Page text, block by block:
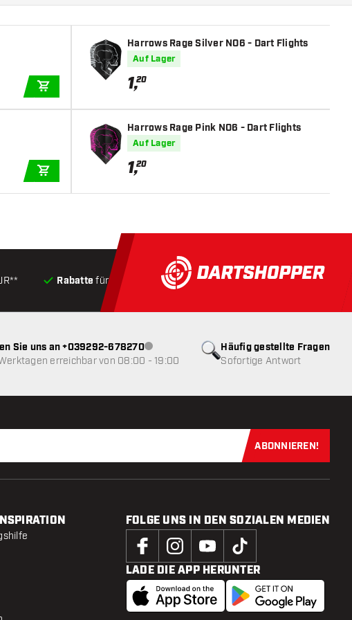
IN DEN WARENKORB
IN DEN WARENKORB
Harrows Rage Silver NO6 - Dart Flights
Auf Lager
1,20
Harrows Rage Pink NO6 - Dart Flights
Auf Lager
1,20
Rabatte für Kunden Produkte auf Lager, Versand
Häufig gestellte Fragen
Sofortige Antwort
Sie uns an +039292-678270Kundenservice nicht verfügbar
erreichbar von 08:00 - 19:00
Jetzt für
ABONNIEREN!
FOLGE UNS IN DEN SOZIALEN MEDIEN
LADE DIE APP HERUNTER